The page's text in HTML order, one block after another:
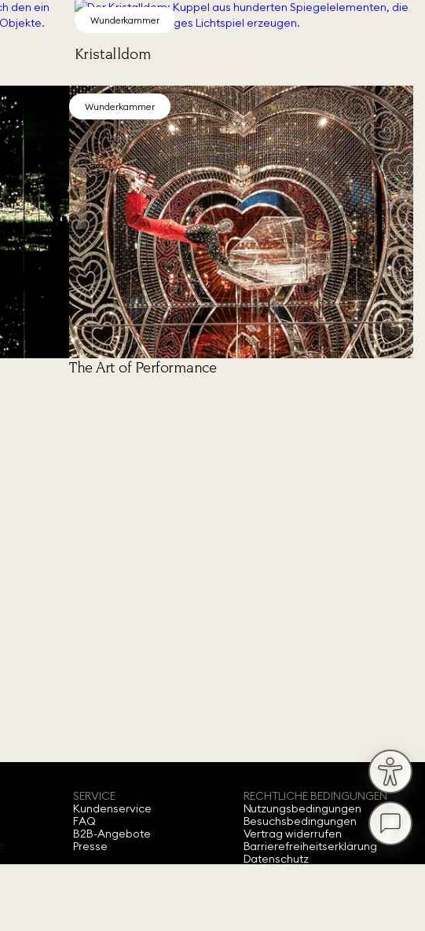
Wunderkammer
Kristalldom
Wunderkammer
The Art of Performance
SERVICE
Kundenservice
FAQ
B2B-Angebote
Presse
RECHTLICHE BEDINGUNGEN
Nutzungsbedingungen
Besuchsbedingungen
Vertrag widerrufen
Barrierefreiheitserklärung
Datenschutz